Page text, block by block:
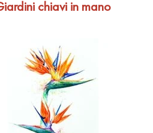
chiavi in mano